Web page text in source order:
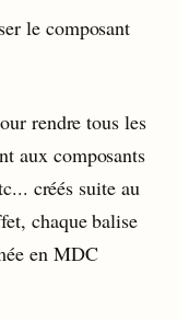
le composant
rendre tous les
aux composants
créés suite au
chaque balise
en MDC